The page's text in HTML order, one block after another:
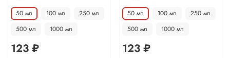
50 мл 100 мл
250 мл
500 мл
1000 мл
123 ₽
50 мл 100 мл
250 мл
500 мл
1000 мл
123 ₽